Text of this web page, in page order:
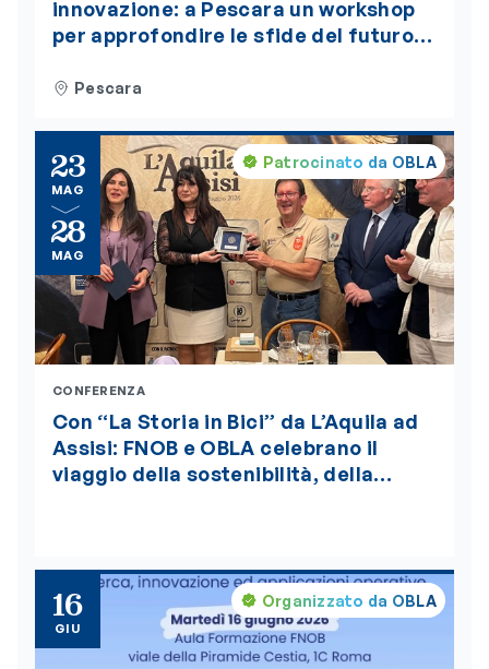
innovazione: a Pescara un workshop
per approfondire le sfide del futuro
ECMPescara
Patrocinato da OBLA
23
MAG
28
MAG
CONFERENZA
Con “La Storia in Bici” da L’Aquila ad
Assisi: FNOB e OBLA celebrano il
viaggio della sostenibilità, della
Organizzato da OBLA
16
GIU